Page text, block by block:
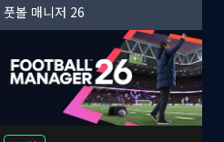
풋볼 매니저 26